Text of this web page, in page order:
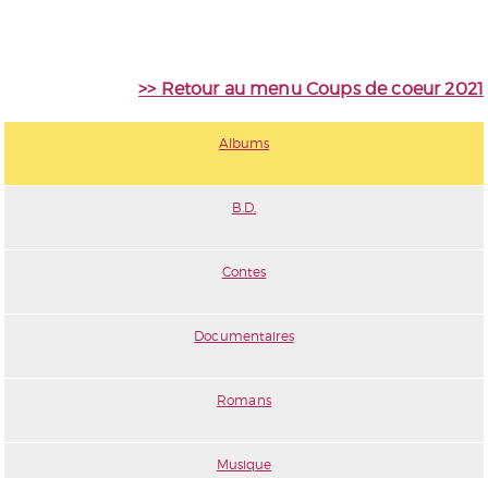
>> Retour au menu Coups de coeur 2021
Albums
B.D.
Contes
Documentaires
Romans
Musique